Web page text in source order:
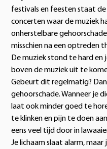
festivals en feesten staat de
concerten waar de muziek
onherstelbare
misschien na een optreden
De muziek stond te hard en
boven de muziek uit te
Gebeurt dit regelmatig?
gehoorschade. Wanneer je
laat ook minder goed te
te klinken en pijn te doen
eens veel tijd door in
Je lichaam slaat alarm,